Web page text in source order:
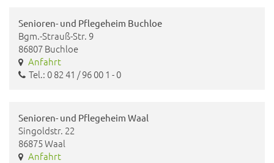
Senioren- und Pflegeheim Buchloe
Bgm.-Strauß-Str. 9
86807 Buchloe
Anfahrt
Tel.: 0 82 41 / 96 00 1 - 0
Senioren- und Pflegeheim Waal
Singoldstr. 22
86875 Waal
Anfahrt